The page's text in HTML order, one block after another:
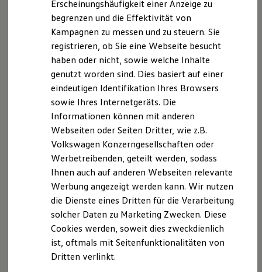
Digitale Extras
Schnittstellen zu Ihrem ID.
Hybridautos
Marke und Erlebnis
Volkswagen R und R Experience
R-Modelle
R Experience
Driving Experience
Volkswagen entdecken
Werkbesichtigung
Lifestyle Shop
T-Roc Kollektion
Golf Kollektion
ID. Kollektion
Volkswagen Kollektion
R-Kollektion
GTI Kollektion
Fußball Drop
we drive football
#wedriveproud
Besitzer und Service
Software Updates
Service und Ersatzteile
Der T-Cross
Wendig, flexibel, vielseitig. Entdecken Sie den
T‑Cross.
Mehr zum T-Cross erfahren
Erscheinungshäufigkeit einer Anzeige zu
begrenzen und die Effektivität von
Kampagnen zu messen und zu steuern. Sie
registrieren, ob Sie eine Webseite besucht
haben oder nicht, sowie welche Inhalte
genutzt worden sind. Dies basiert auf einer
eindeutigen Identifikation Ihres Browsers
sowie Ihres Internetgeräts. Die
Informationen können mit anderen
Webseiten oder Seiten Dritter, wie z.B.
Volkswagen Konzerngesellschaften oder
Werbetreibenden, geteilt werden, sodass
Ihnen auch auf anderen Webseiten relevante
Werbung angezeigt werden kann. Wir nutzen
die Dienste eines Dritten für die Verarbeitung
solcher Daten zu Marketing Zwecken. Diese
Cookies werden, soweit dies zweckdienlich
ist, oftmals mit Seitenfunktionalitäten von
Dritten verlinkt.